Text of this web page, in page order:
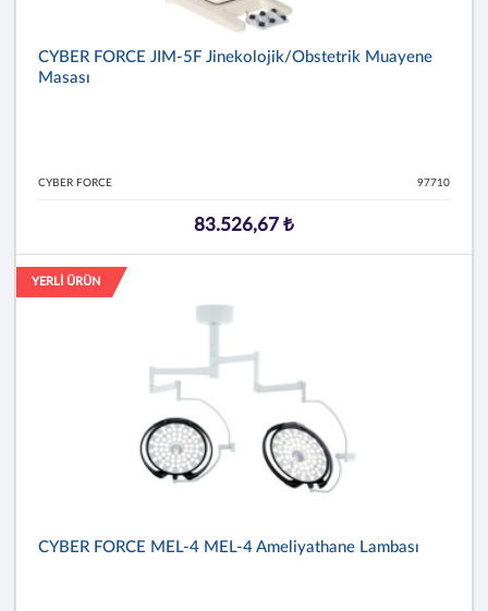
CYBER FORCE JIM-5F Jinekolojik/Obstetrik Muayene
Masası
CYBER FORCE 97710
83.526,67 ₺
YERLİ ÜRÜN
CYBER FORCE MEL-4 MEL-4 Ameliyathane Lambası